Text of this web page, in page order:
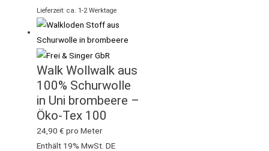
Lieferzeit: ca. 1-2 Werktage
Walk Wollwalk aus
100% Schurwolle
in Uni brombeere –
Öko-Tex 100
24,90€ pro Meter
Enthält 19% MwSt. DE